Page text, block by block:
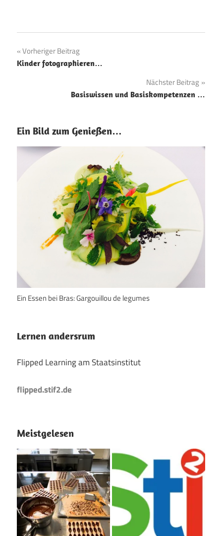
bezeichnet – zwar als
gesehen, das Bewegtsein
also als…
Beitragsnavigation
Vorheriger Beitrag
Kinder fotographieren…
Nächster Beitrag
Basiswissen und Basiskompetenzen …
Ein Bild zum Genießen…
Ein Essen bei Bras: Gargouillou de legumes
Lernen andersrum
Flipped Learning am Staatsinstitut
flipped.stif2.de
Meistgelesen